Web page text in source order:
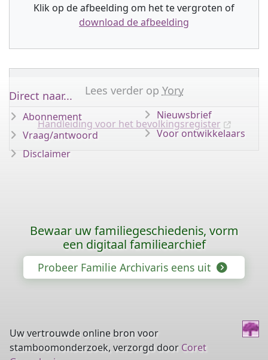
Klik op de afbeelding om het te vergroten of
download de afbeelding
Lees verder op Yory
Handleiding voor het bevolkingsregister
Direct naar...
Abonnement
Vraag/antwoord
Disclaimer
Nieuwsbrief
Voor ontwikkelaars
Bewaar uw familiegeschiedenis, vorm
een digitaal familiearchief
Probeer Familie Archivaris eens uit
Uw vertrouwde online bron voor
stamboomonderzoek, verzorgd door Coret